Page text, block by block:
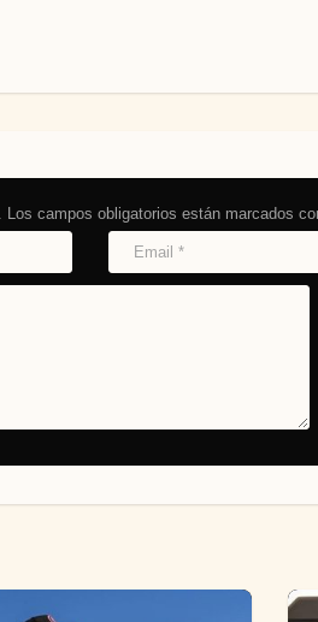
Los campos obligatorios están marcados